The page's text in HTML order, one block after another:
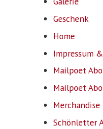
Geschenk
Home
Impressum
Mailpoet
Mailpoet
Merchandise
Schönletter